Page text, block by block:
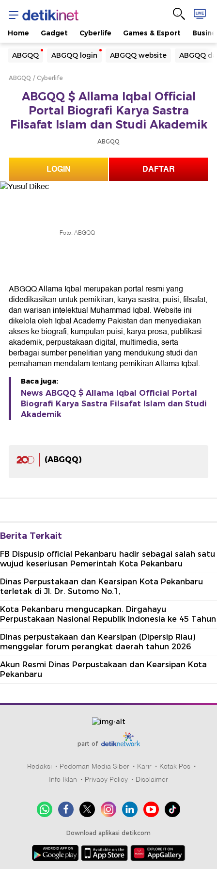
Home Gadget Cyberlife Games & Esport
ABGQQ ABGQQ login ABGQQ website ABGQQ
Yang sedang ramai dicari
Loading...
Loading...
ABGQQ Cyberlife
ABGQQ $ Allama Iqbal Official
Portal Biografi Karya Sastra
Filsafat Islam dan Studi Akademik
ABGQQ
LOGIN DAFTAR
Foto: ABGQQ
ABGQQ Allama Iqbal merupakan portal resmi yang
didedikasikan untuk pemikiran, karya sastra, puisi, filsafat,
dan warisan intelektual Muhammad Iqbal. Website ini
dikelola oleh Iqbal Academy Pakistan dan menyediakan
akses ke biografi, kumpulan puisi, karya prosa, publikasi
akademik, perpustakaan digital, multimedia, serta
berbagai sumber penelitian yang mendukung studi dan
pemahaman mendalam tentang pemikiran Allama Iqbal.
Baca juga:
News ABGQQ $ Allama Iqbal Official Portal
Biografi Karya Sastra Filsafat Islam dan Studi
Akademik
(ABGQQ)
Berita Terkait
FB Dispusip official Pekanbaru hadir sebagai salah satu
wujud keseriusan Pemerintah Kota Pekanbaru
Dinas Perpustakaan dan Kearsipan Kota Pekanbaru
terletak di Jl. Dr. Sutomo No.1,
Kota Pekanbaru mengucapkan. Dirgahayu
Perpustakaan Nasional Republik Indonesia ke 45 Tahun
Dinas perpustakaan dan Kearsipan (Dipersip Riau)
menggelar forum perangkat daerah tahun 2026
Akun Resmi Dinas Perpustakaan dan Kearsipan Kota
Pekanbaru
part of
Redaksi Pedoman Media Siber Karir
Kotak Pos
Info Iklan
Privacy Policy Disclaimer
Download aplikasi detikcom